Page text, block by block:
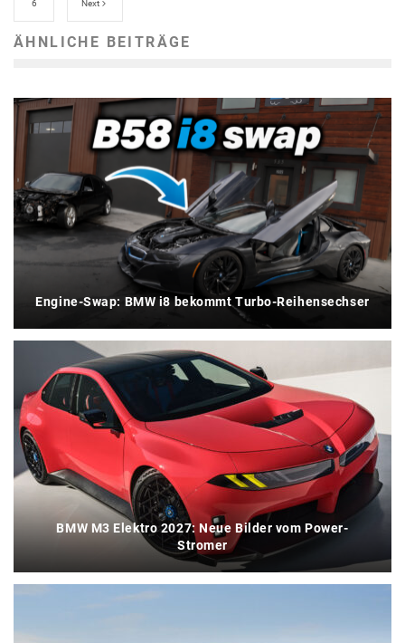
6 Next
ÄHNLICHE BEITRÄGE
Engine-Swap: BMW i8 bekommt Turbo-Reihensechser
BMW M3 Elektro 2027: Neue Bilder vom Power-
Stromer